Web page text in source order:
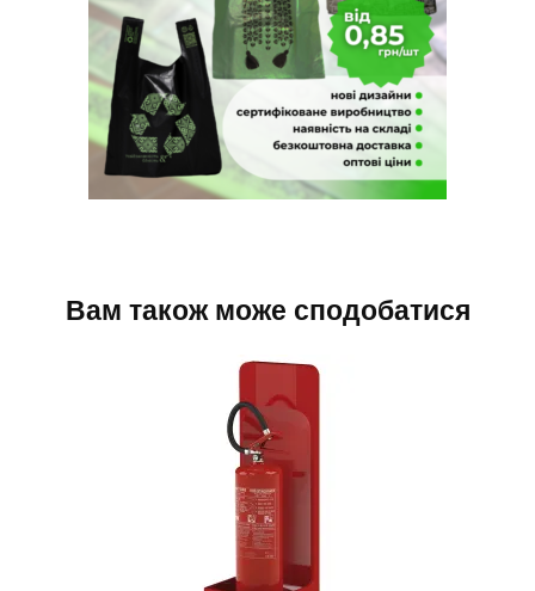
Вам також може сподобатися